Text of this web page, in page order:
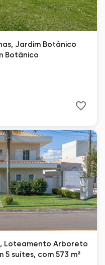
Jardim Botânico
Botânico
Loteamento Arboreto
5 suítes, com 573 m²